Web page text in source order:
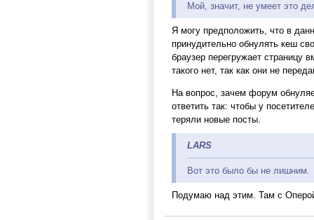
Мой, значит, не умеет это
Я могу предположить, что в
принудительно обнулять кеш
браузер перегружает страницу
такого нет, так как они не
На вопрос, зачем форум
ответить так: чтобы у
теряли новые посты.
LARS
Вот это было бы не лишним.
Подумаю над этим. Там с